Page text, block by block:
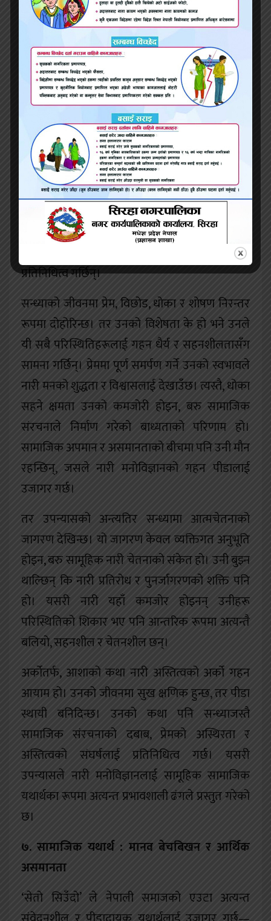
चेतनाको रूपमा प्रस्तुत गर्छ। यही चेतनाले पीडाबाट
आत्मबोध जन्माउँछ र मानव अस्तित्वको गहन सत्य
उजागर गर्छ, जसले जीवनलाई बुझ्ने नयाँ दार्शनिक दृष्टि
प्रदान गर्छ।
६. स्त्री मनोविज्ञान र नारी अस्तित्व
‘सेतो सिउँदो’ को सबैभन्दा सशक्त र प्रभावशाली पक्ष
यसको स्त्री मनोविज्ञानको गहन र सूक्ष्म चित्रण हो। यहाँ
नारी पात्रहरू कथाका अंग मात्र होइनन्, बरु समाजको
संरचनाभित्र दबिएका, संघर्षरत र निरन्तर आत्मपहिचान
खोजिरहेका जीवित चेतनाका रूपमा प्रस्तुत गरिएका
छन्। विशेषतः सन्ध्या, यस उपन्यासको केन्द्रबिन्दुमा रहेर
हजारौँ शोषित, पीडित र मौन बनाइएका नारीहरूको
प्रतिनिधित्व गर्छिन्।
सन्ध्याको जीवनमा प्रेम, विछोड, धोका र शोषण निरन्तर
रूपमा दोहोरिन्छ। तर उनको विशेषता के हो भने उनले
यी सबै परिस्थितिहरूलाई गहन धैर्य र सहनशीलतासँग
सामना गर्छिन्। प्रेममा पूर्ण समर्पण गर्ने उनको स्वभावले
नारी मनको शुद्धता र विश्वासलाई देखाउँछ। त्यस्तै, धोका
सहने क्षमता उनको कमजोरी होइन, बरु सामाजिक
संरचनाले निर्माण गरेको बाध्यताको परिणाम हो।
सामाजिक अपमान र असमानताको बीचमा पनि उनी मौन
रहन्छिन्, जसले नारी मनोविज्ञानको गहन पीडालाई
उजागर गर्छ।
तर उपन्यासको अन्त्यतिर सन्ध्यामा आत्मचेतनाको
जागरण देखिन्छ। यो जागरण केवल व्यक्तिगत अनुभूति
होइन, बरु सामूहिक नारी चेतनाको संकेत हो। उनी बुझ्न
थाल्छिन् कि नारी प्रतिरोध र पुनर्जागरणको शक्ति पनि
हो। यसरी नारी यहाँ कमजोर होइनन् उनीहरू
परिस्थितिको शिकार भए पनि आन्तरिक रूपमा अत्यन्तै
बलियो, सहनशील र चेतनशील छन्।
अर्कोतर्फ, आशाको कथा नारी अस्तित्वको अर्को गहन
आयाम हो। उनको जीवनमा सुख क्षणिक हुन्छ, तर पीडा
स्थायी बनिदिन्छ। उनको कथा पनि सन्ध्याजस्तै
सामाजिक संरचनाको दबाब, प्रेमको अस्थिरता र
अस्तित्वको संघर्षलाई प्रतिनिधित्व गर्छ। यसरी
उपन्यासले नारी मनोविज्ञानलाई सामूहिक सामाजिक
यथार्थका रूपमा अत्यन्त प्रभावशाली ढंगले प्रस्तुत गरेको
छ।
७. सामाजिक यथार्थ : मानव बेचबिखन र आर्थिक
असमानता
‘सेतो सिउँदो’ ले नेपाली समाजको एउटा अत्यन्त